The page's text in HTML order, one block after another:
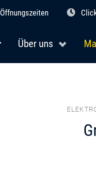
Öffnungszeiten
Über uns